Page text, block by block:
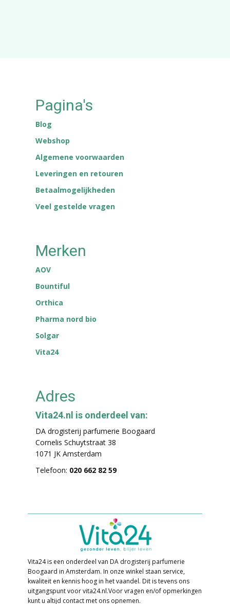
Pagina's
Blog
Webshop
Algemene voorwaarden
Leveringen en retouren
Betaalmogelijkheden
Veel gestelde vragen
Merken
AOV
Bountiful
Orthica
Pharma nord bio
Solgar
Vita24
Adres
Vita24.nl is onderdeel van:
DA drogisterij parfumerie Boogaard
Cornelis Schuytstraat 38
1071 JK Amsterdam
Telefoon: 020 662 82 59
Vita24 is een onderdeel van DA drogisterij parfumerie
Boogaard in Amsterdam. In o​nze winkel staan service,
kwaliteit en kennis hoog in het vaandel. Dit is tevens ons
uitgangspunt voor vita24.nl. ​Voor vragen en/of opmerkingen
kunt u altijd contact met ons opnemen.